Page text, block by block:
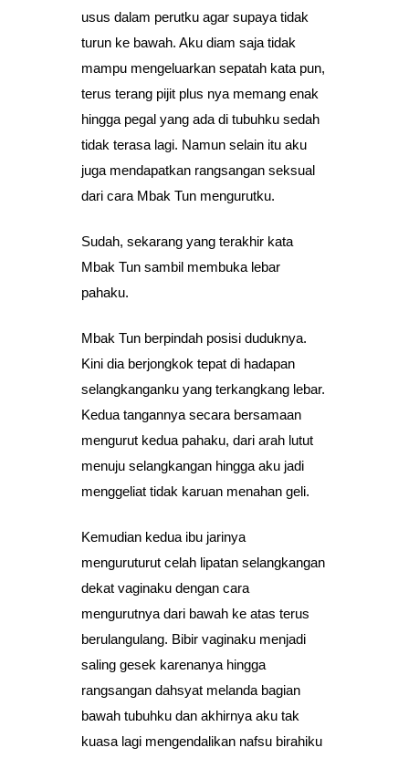
usus dalam perutku agar supaya tidak
turun ke bawah. Aku diam saja tidak
mampu mengeluarkan sepatah kata pun,
terus terang pijit plus nya memang enak
hingga pegal yang ada di tubuhku sedah
tidak terasa lagi. Namun selain itu aku
juga mendapatkan rangsangan seksual
dari cara Mbak Tun mengurutku.
Sudah, sekarang yang terakhir kata
Mbak Tun sambil membuka lebar
pahaku.
Mbak Tun berpindah posisi duduknya.
Kini dia berjongkok tepat di hadapan
selangkanganku yang terkangkang lebar.
Kedua tangannya secara bersamaan
mengurut kedua pahaku, dari arah lutut
menuju selangkangan hingga aku jadi
menggeliat tidak karuan menahan geli.
Kemudian kedua ibu jarinya
menguruturut celah lipatan selangkangan
dekat vaginaku dengan cara
mengurutnya dari bawah ke atas terus
berulangulang. Bibir vaginaku menjadi
saling gesek karenanya hingga
rangsangan dahsyat melanda bagian
bawah tubuhku dan akhirnya aku tak
kuasa lagi mengendalikan nafsu birahiku